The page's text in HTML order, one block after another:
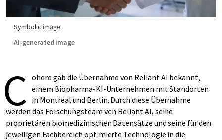
Symbolic image
AI-generated image
C ohere gab die Übernahme von Reliant AI bekannt,
einem Biopharma-KI-Unternehmen mit Standorten
in Montreal und Berlin. Durch diese Übernahme
werden das Forschungsteam von Reliant AI, seine
proprietären biomedizinischen Datensätze und seine für den
jeweiligen Fachbereich optimierte Technologie in die